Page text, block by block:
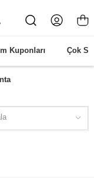
Kuponları Çok